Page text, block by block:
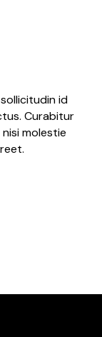
id
Curabitur
molestie